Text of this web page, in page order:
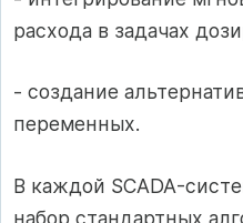
расхода в задачах
- создание
переменных.
В каждой SCADA-
набор стандартных